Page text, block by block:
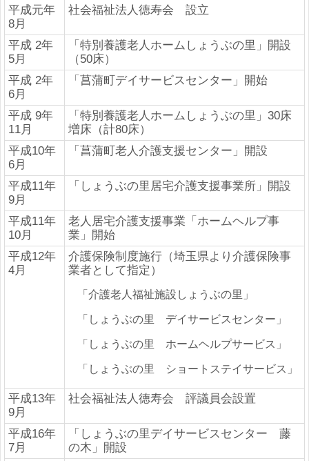
平成元年
8月
社会福祉法人徳寿会 設立
平成 2年
5月
「特別養護老人ホームしょうぶの里」開設
（50床）
平成 2年
6月
「菖蒲町デイサービスセンター」開始
平成 9年
11月
「特別養護老人ホームしょうぶの里」30床
増床（計80床）
平成10年
6月
「菖蒲町老人介護支援センター」開設
平成11年
9月
「しょうぶの里居宅介護支援事業所」開設
平成11年
10月
老人居宅介護支援事業「ホームヘルプ事
業」開始
平成12年
4月
介護保険制度施行（埼玉県より介護保険事
業者として指定）
「介護老人福祉施設しょうぶの里」
「しょうぶの里 デイサービスセンター」
「しょうぶの里 ホームヘルプサービス」
「しょうぶの里 ショートステイサービス」
平成13年
9月
社会福祉法人徳寿会 評議員会設置
平成16年
7月
「しょうぶの里デイサービスセンター 藤
の木」開設